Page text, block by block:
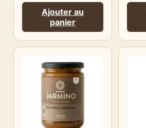
Ajouter au
panier